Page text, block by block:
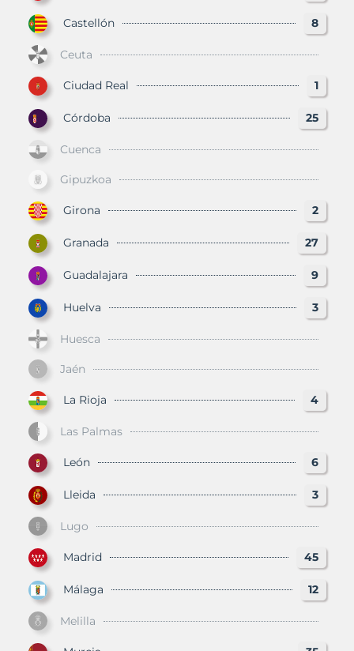
Castellón 8
Ceuta
Ciudad Real 1
Córdoba 25
Cuenca
Gipuzkoa
Girona 2
Granada 27
Guadalajara 9
Huelva 3
Huesca
Jaén
La Rioja 4
Las Palmas
León 6
Lleida 3
Lugo
Madrid 45
Málaga 12
Melilla